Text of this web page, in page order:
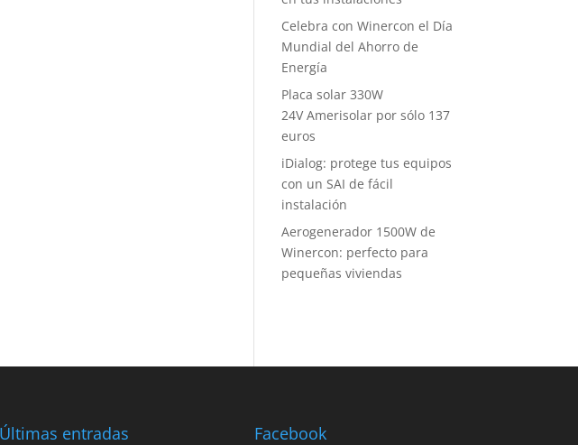
Celebra con Winercon el Día
Mundial del Ahorro de
Energía
Placa solar 330W
24V Amerisolar por sólo 137
euros
iDialog: protege tus equipos
con un SAI de fácil
instalación
Aerogenerador 1500W de
Winercon: perfecto para
pequeñas viviendas
Últimas entradas Facebook